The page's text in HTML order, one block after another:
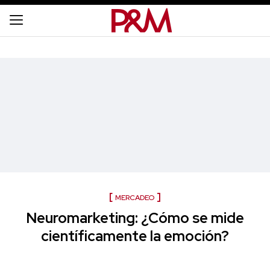
MERCADEO
Neuromarketing: ¿Cómo se mide
científicamente la emoción?